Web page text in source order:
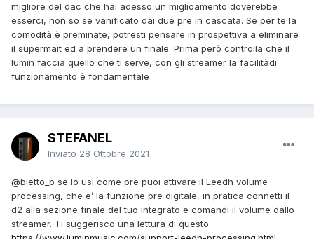
migliore del dac che hai adesso un miglioamento doverebbe
esserci, non so se vanificato dai due pre in cascata. Se per te la
comodità è preminate, potresti pensare in prospettiva a eliminare
il supermait ed a prendere un finale. Prima però controlla che il
lumin faccia quello che ti serve, con gli streamer la facilitàdi
funzionamento è fondamentale
STEFANEL
Inviato 28 Ottobre 2021
@bietto_p se lo usi come pre puoi attivare il Leedh volume
processing, che e’ la funzione pre digitale, in pratica connetti il
d2 alla sezione finale del tuo integrato e comandi il volume dallo
streamer. Ti suggerisco una lettura di questo